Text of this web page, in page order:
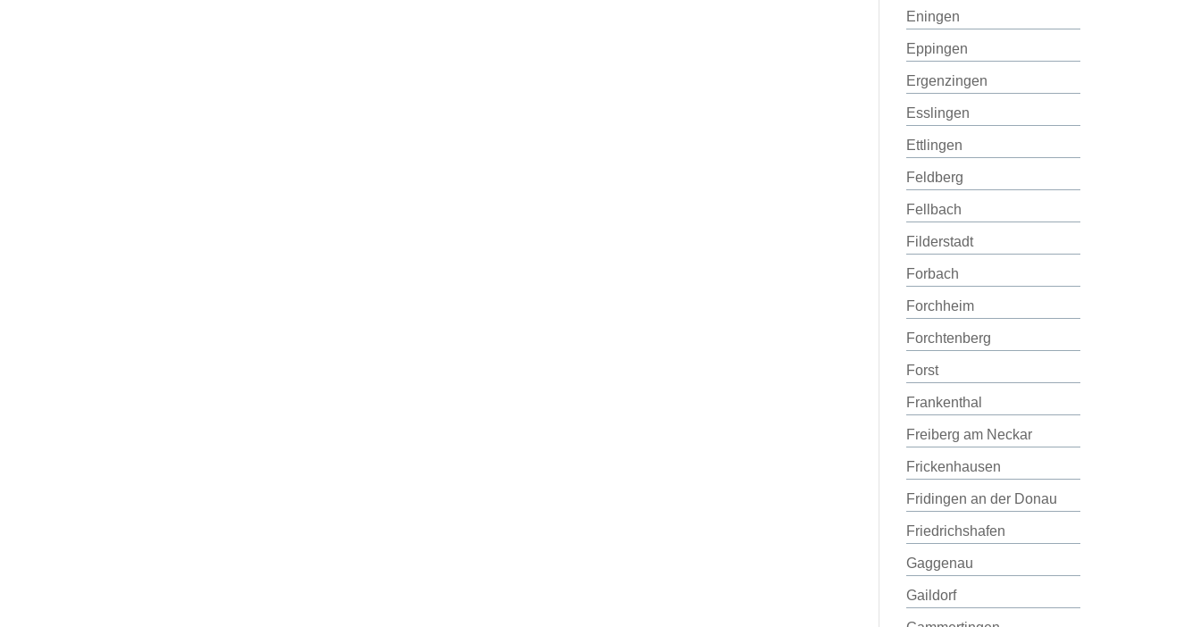
Eningen
Eppingen
Ergenzingen
Esslingen
Ettlingen
Feldberg
Fellbach
Filderstadt
Forbach
Forchheim
Forchtenberg
Forst
Frankenthal
Freiberg am Neckar
Frickenhausen
Fridingen an der Donau
Friedrichshafen
Gaggenau
Gaildorf